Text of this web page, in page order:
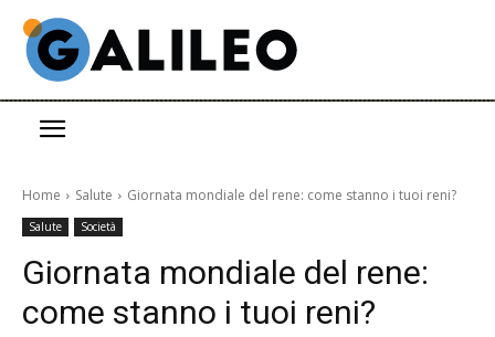
Home Salute Giornata mondiale del rene: come stanno i tuoi reni?
Salute Società
Giornata mondiale del rene:
come stanno i tuoi reni?